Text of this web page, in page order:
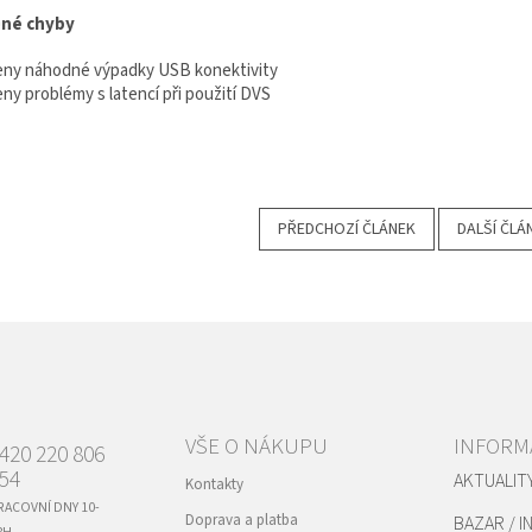
chyby
náhodné výpadky USB konektivity
problémy s latencí při použití DVS
PŘEDCHOZÍ ČLÁNEK DALŠÍ
220 806
DNY 10-
VŠE O NÁKUPU
Kontakty
Doprava a platba
BAZAR /